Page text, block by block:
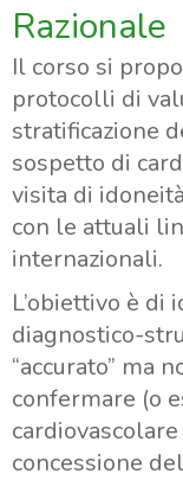
Razionale
Il corso si
protocolli di
stratificazione
sospetto di
visita di
con le attuali
internazionali.
L’obiettivo è di
diagnostico-
“accurato” ma
confermare (o
concessione